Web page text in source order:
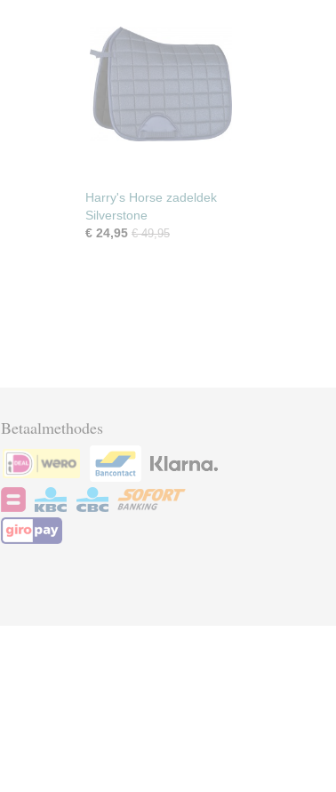
Harry's Horse zadeldek
Silverstone
€ 24,95 € 49,95
Betaalmethodes